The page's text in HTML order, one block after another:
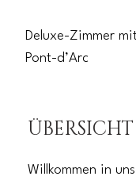
Deluxe-Zimmer
Pont-d’Arc
ÜBERSICHT
Willkommen in